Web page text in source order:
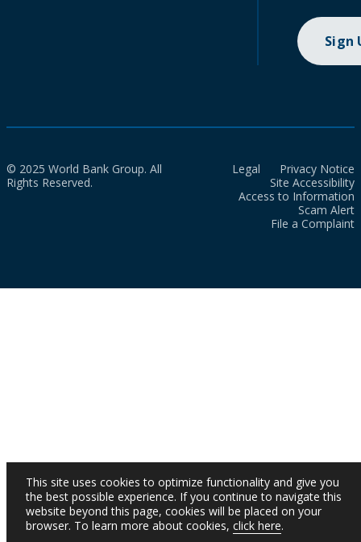
Sign
© 2025 World Bank Group. All
Rights Reserved.
Legal
Privacy Notice
Site Accessibility
Access to Information
Scam Alert
File a Complaint
This site uses cookies to optimize functionality and give you
the best possible experience. If you continue to navigate this
website beyond this page, cookies will be placed on your
browser. To learn more about cookies, click here.